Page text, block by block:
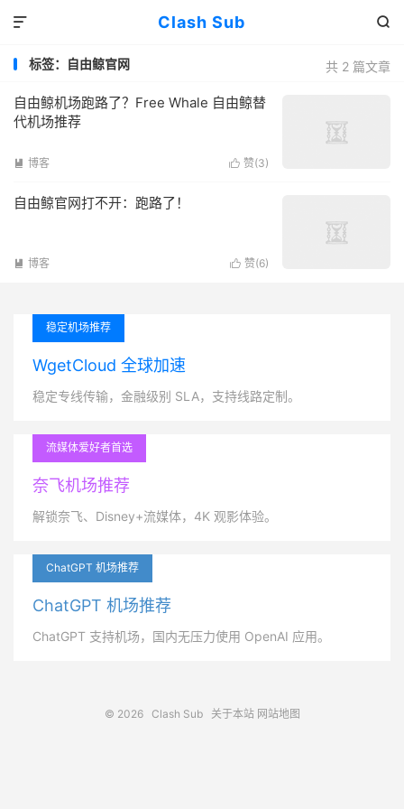
Clash Sub 

共 2 篇文章
标签：自由鲸官网
自由鲸机场跑路了？Free Whale 自由鲸替
代机场推荐
 赞(3)
 博客
自由鲸官网打不开：跑路了！
 赞(6)
 博客
稳定机场推荐
WgetCloud 全球加速
稳定专线传输，金融级别 SLA，支持线路定制。
流媒体爱好者首选
奈飞机场推荐
解锁奈飞、Disney+流媒体，4K 观影体验。
ChatGPT 机场推荐
ChatGPT 机场推荐
ChatGPT 支持机场，国内无压力使用 OpenAI 应用。
© 2026 Clash Sub 关于本站 网站地图